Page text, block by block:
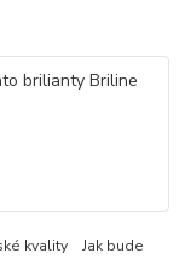
kvality Jak bude